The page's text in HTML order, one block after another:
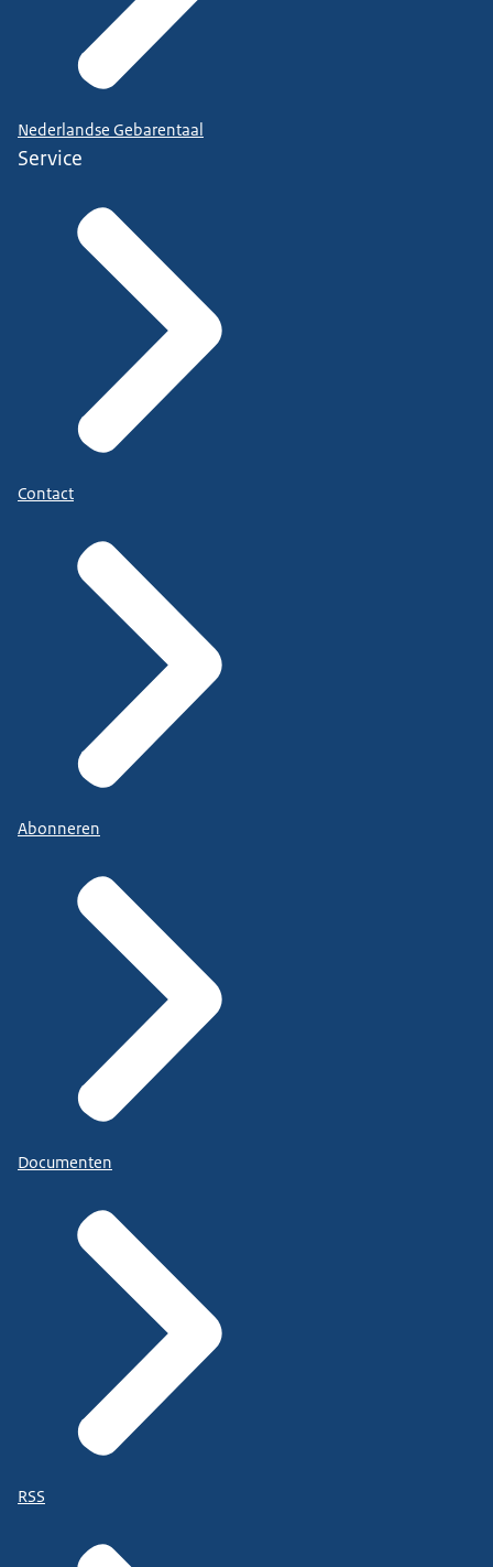
Nederlandse Gebarentaal
Service
Contact
Abonneren
Documenten
RSS